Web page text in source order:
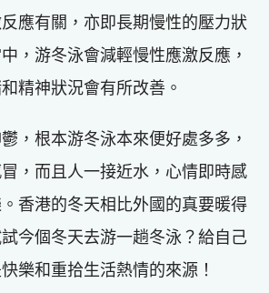
應有關，亦即長期慢性的壓力狀
，游冬泳會減輕慢性應激反應，
精神狀況會有所改善。
，根本游冬泳本來便好處多多，
，而且人一接近水，心情即時感
香港的冬天相比外國的真要暖得
今個冬天去游一趟冬泳？給自己
樂和重拾生活熱情的來源！